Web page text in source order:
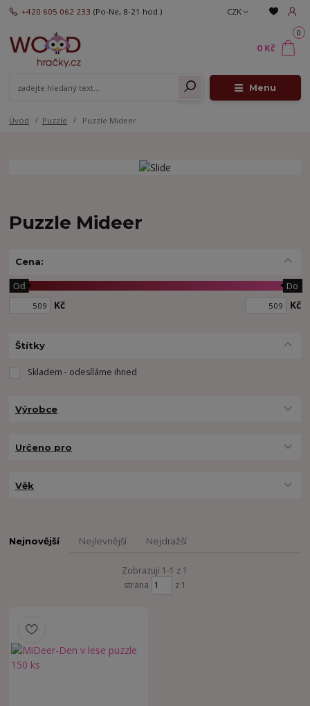
Menu
CZK
+420 605 062 233 (Po-Ne, 8-21 hod.)
0
0 Kč
Úvod Puzzle Puzzle Mideer
Puzzle Mideer
Cena:
Kč
Od Do
Kč
Štítky
Skladem - odesíláme ihned
Výrobce
Určeno pro
Věk
Nejnovější Nejlevnější Nejdražší
Zobrazuji 1-1 z 1
strana
z 1